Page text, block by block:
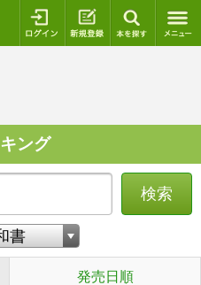
ログイン 新規登録
ング
検索
発売日順